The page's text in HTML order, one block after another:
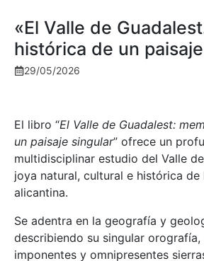
«El Valle de
histórica de un
29/05/2026
El libro “El Valle de Guadalest:
un paisaje singular” ofrece un
multidisciplinar estudio del Valle
joya natural, cultural e histórica de
alicantina.
Se adentra en la geografía y
describiendo su singular
imponentes y omnipresentes